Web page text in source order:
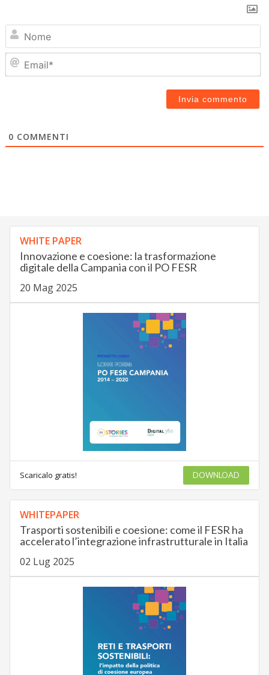
0 COMMENTI
WHITE PAPER
Innovazione e coesione: la trasformazione
digitale della Campania con il PO FESR
20 Mag 2025
Scaricalo gratis! DOWNLOAD
WHITEPAPER
Trasporti sostenibili e coesione: come il FESR ha
accelerato l’integrazione infrastrutturale in Italia
02 Lug 2025